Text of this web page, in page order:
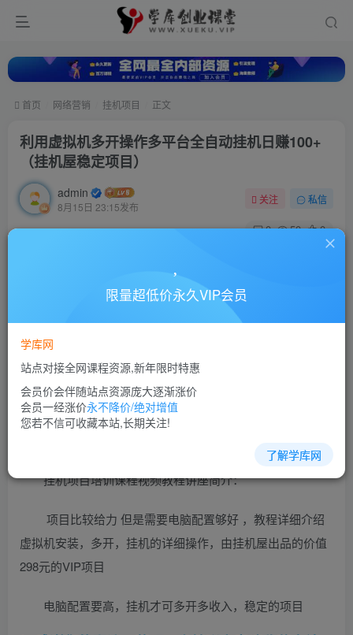
首页 网络营销 挂机项目 正文
利用虚拟机多开操作多平台全自动挂机日赚100+
（挂机屋稳定项目）
admin
8月15日 23:15发布
关注 私信
0 50 0
此内容为付费资源，请付费后查看
10
立即购买
您当前未登录！建议登陆后购买，可保存购买订单
挂机项目培训课程视频教程讲座简介：
项目比较给力 但是需要电脑配置够好 ，教程详细介绍
虚拟机安装，多开，挂机的详细操作，由挂机屋出品的价值
298元的VIP项目
电脑配置要高，挂机才可多开多收入，稳定的项目
限量超低价永久VIP会员
学库网
站点对接全网课程资源,新年限时特惠
会员价会伴随站点资源庞大逐渐涨价
会员一经涨价永不降价/绝对增值
您若不信可收藏本站,长期关注!
了解学库网